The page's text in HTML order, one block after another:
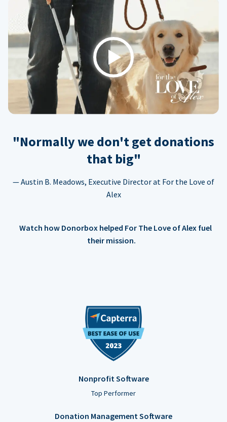
Play
"Normally we don't get donations
that big"
— Austin B. Meadows, Executive Director at For the Love of
Alex
Watch how Donorbox helped For The Love of Alex fuel
their mission.
Nonprofit Software
Top Performer
Donation Management Software